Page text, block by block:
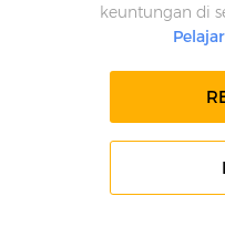
keuntungan di